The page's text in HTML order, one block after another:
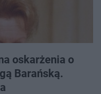
oskarżenia o
Barańską.